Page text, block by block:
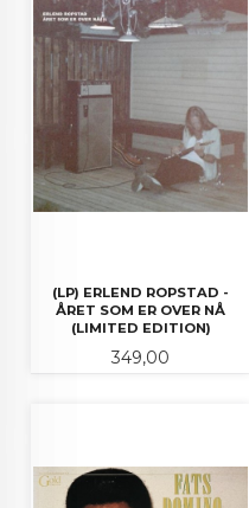
(LP) ERLEND ROPSTAD -
ÅRET SOM ER OVER NÅ
(LIMITED EDITION)
Pris
349,00